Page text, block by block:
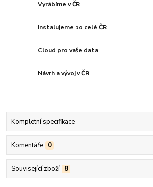
Vyrábíme v ČR
Instalujeme po celé ČR
Cloud pro vaše data
Návrh a vývoj v ČR
Kompletní specifikace
Komentáře 0
Související zboží 8